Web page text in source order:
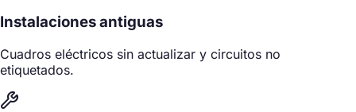
Instalaciones antiguas
Cuadros eléctricos sin actualizar y circuitos no
etiquetados.